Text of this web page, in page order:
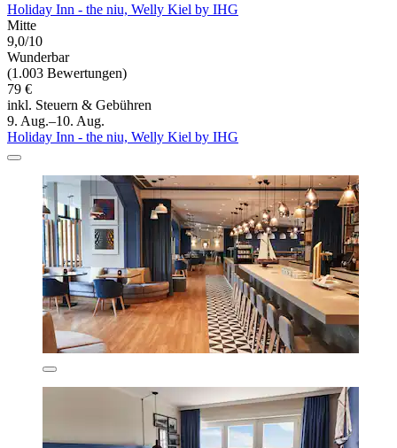
Holiday Inn - the niu, Welly Kiel by IHG
Mitte
9,0/10
Wunderbar
(1.003 Bewertungen)
79 €
inkl. Steuern & Gebühren
9. Aug.–10. Aug.
Holiday Inn - the niu, Welly Kiel by IHG